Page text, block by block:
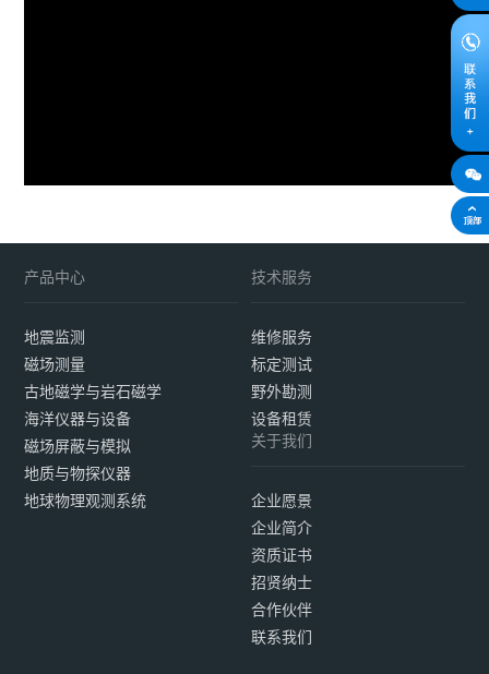
产品中心
地震监测
磁场测量
古地磁学与岩石磁学
海洋仪器与设备
磁场屏蔽与模拟
地质与物探仪器
地球物理观测系统
技术服务
维修服务
标定测试
野外勘测
设备租赁
关于我们
企业愿景
企业简介
资质证书
招贤纳士
合作伙伴
联系我们